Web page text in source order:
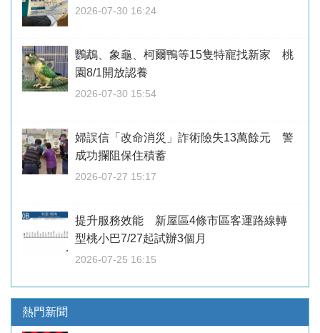
2026-07-30 16:24
鸚鵡、象龜、柯爾鴨等15隻特寵找新家 桃
園8/1開放認養
2026-07-30 15:54
婦誤信「改命消災」詐術險失13萬餘元 警
成功攔阻保住積蓄
2026-07-27 15:17
提升服務效能 新屋區4條市區客運路線轉
型桃小巴7/27起試辦3個月
2026-07-25 16:15
熱門新聞